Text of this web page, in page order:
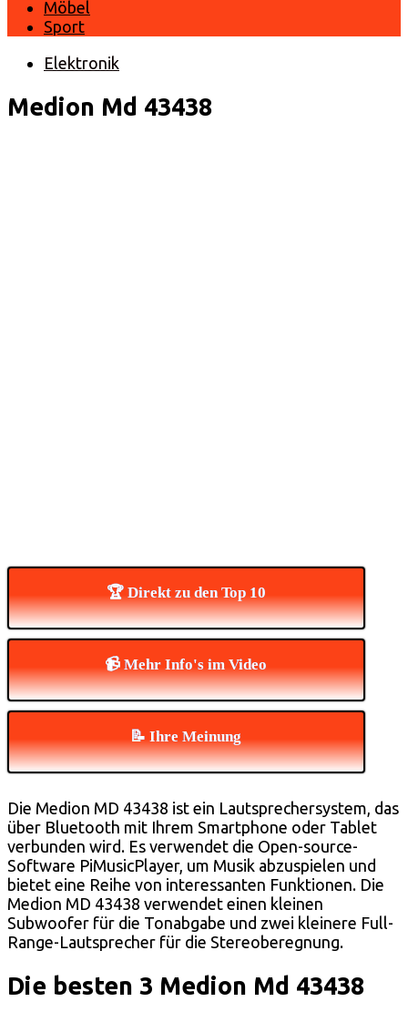
Möbel
Sport
Elektronik
Medion Md 43438
🏆 Direkt zu den Top 10
📹 Mehr Info's im Video
📝 Ihre Meinung
Die Medion MD 43438 ist ein Lautsprechersystem, das
über Bluetooth mit Ihrem Smartphone oder Tablet
verbunden wird. Es verwendet die Open-source-
Software PiMusicPlayer, um Musik abzuspielen und
bietet eine Reihe von interessanten Funktionen. Die
Medion MD 43438 verwendet einen kleinen
Subwoofer für die Tonabgabe und zwei kleinere Full-
Range-Lautsprecher für die Stereoberegnung.
Die besten 3 Medion Md 43438